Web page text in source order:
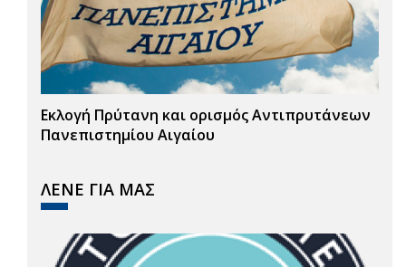
Εκλογή Πρύτανη και ορισμός Αντιπρυτάνεων
Πανεπιστημίου Αιγαίου
ΛΕΝΕ ΓΙΑ ΜΑΣ